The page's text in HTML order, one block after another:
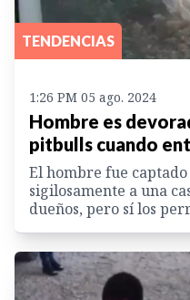
TENDENCIAS
1:26 PM 05 ago. 2024
Hombre es
pitbulls cuando
El hombre fue
sigilosamente a una
dueños, pero sí los